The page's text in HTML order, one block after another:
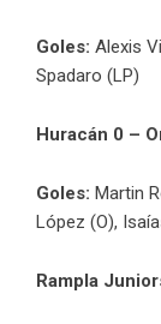
Goles: Alexis
Spadaro (LP)
Huracán 0 –
Goles: Martin
López (O),
Rampla